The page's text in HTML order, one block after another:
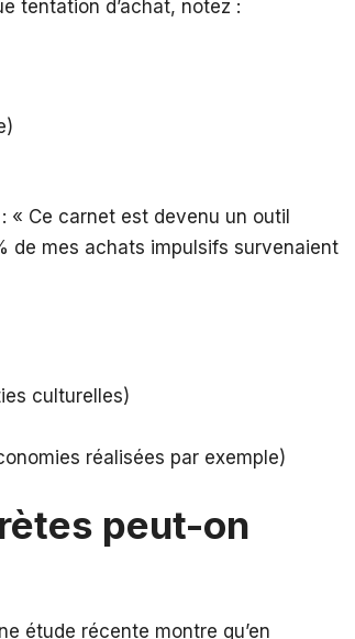
tentation d’achat, notez :
« Ce carnet est devenu un outil
de mes achats impulsifs survenaient
culturelles)
réalisées par exemple)
peut-on
étude récente montre qu’en